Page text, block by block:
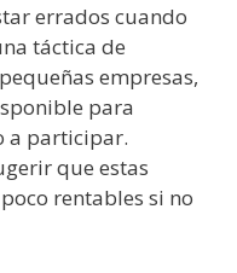
errados cuando
táctica de
empresas,
para
a participar.
que estas
rentables si no